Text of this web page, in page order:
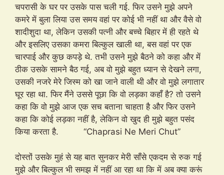
चपरासी के घर पर उसके पास चली गई. फिर उसने मुझे अपने
कमरे में बुला लिया उस समय वहां पर कोई भी नहीं था और वैसे वो
शादीशुदा था, लेकिन उसकी पत्नी और बच्चे बिहार में ही रहते थे
और इसलिए उसका कमरा बिल्कुल खाली था, बस वहां पर एक
चारपाई और कुछ कपड़े थे. तभी उसने मुझे बैठने को कहा और में
ठीक उसके सामने बैठ गई, अब वो मुझे बहुत ध्यान से देखने लगा,
उसकी नजरे मेरे जिस्म को खा जाने वाली थी और वो मुझे लगातार
घूर रहा था. फिर मैंने उससे पूछा कि वो लड़का कहाँ है? तो उसने
कहा कि वो मुझे आज एक सच बताना चाहता है और फिर उसने
कहा कि कोई लड़का नहीं है, लेकिन वो खुद ही मुझे बहुत पसंद
किया करता है. “Chaprasi Ne Meri Chut”
दोस्तों उसके मुहं से यह बात सुनकर मेरी साँसे एकदम से रुक गई
मुझे और बिल्कुल भी समझ में नहीं आ रहा था कि में अब क्या करूं